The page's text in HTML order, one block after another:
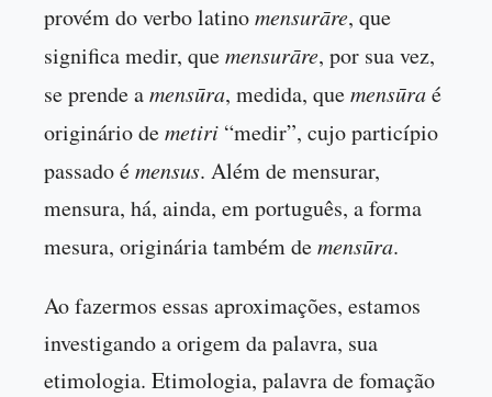
provém do verbo latinomensurāre, que
significa medir, quemensurāre, por sua vez,
se prende amensūra, medida, quemensūraé
originário demetiri “medir”, cujo particípio
passado émensus. Além de mensurar,
mensura, há, ainda, em português, a forma
mesura, originária também demensūra.
Ao fazermos essas aproximações, estamos
investigando a origem da palavra, sua
etimologia. Etimologia, palavra de fomação